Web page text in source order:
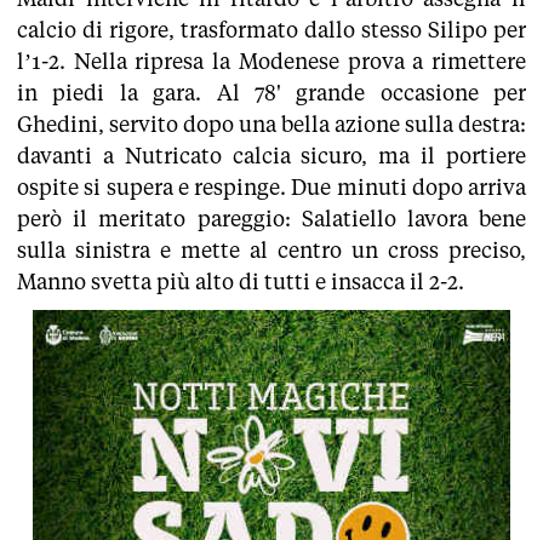
calcio di rigore, trasformato dallo stesso Silipo per
l’1-2. Nella ripresa la Modenese prova a rimettere
in piedi la gara. Al 78' grande occasione per
Ghedini, servito dopo una bella azione sulla destra:
davanti a Nutricato calcia sicuro, ma il portiere
ospite si supera e respinge. Due minuti dopo arriva
però il meritato pareggio: Salatiello lavora bene
sulla sinistra e mette al centro un cross preciso,
Manno svetta più alto di tutti e insacca il 2-2.